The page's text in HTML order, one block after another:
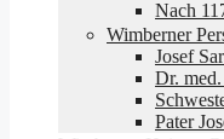
Nach
Wimberner
Josef
Dr.
Pater